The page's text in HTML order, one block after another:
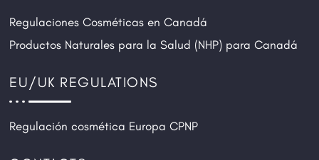
Regulaciones Cosméticas en Canadá
Productos Naturales para la Salud (NHP) para Canadá
EU/UK REGULATIONS
Regulación cosmética Europa CPNP